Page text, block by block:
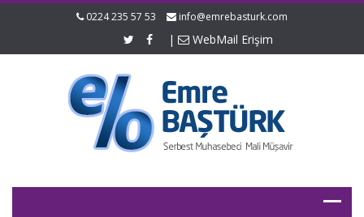
0224 235 57 53 info@emrebasturk.com
| WebMail Erişim